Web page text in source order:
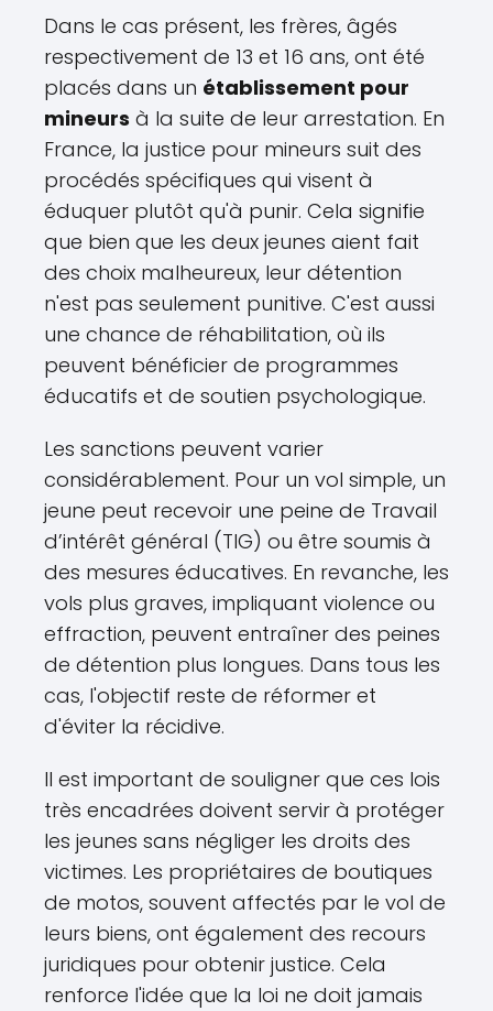
Dans le cas présent, les frères, âgés
respectivement de 13 et 16 ans, ont été
placés dans un établissement pour
mineurs à la suite de leur arrestation. En
France, la justice pour mineurs suit des
procédés spécifiques qui visent à
éduquer plutôt qu'à punir. Cela signifie
que bien que les deux jeunes aient fait
des choix malheureux, leur détention
n'est pas seulement punitive. C'est aussi
une chance de réhabilitation, où ils
peuvent bénéficier de programmes
éducatifs et de soutien psychologique.
Les sanctions peuvent varier
considérablement. Pour un vol simple, un
jeune peut recevoir une peine de Travail
d’intérêt général (TIG) ou être soumis à
des mesures éducatives. En revanche, les
vols plus graves, impliquant violence ou
effraction, peuvent entraîner des peines
de détention plus longues. Dans tous les
cas, l'objectif reste de réformer et
d'éviter la récidive.
Il est important de souligner que ces lois
très encadrées doivent servir à protéger
les jeunes sans négliger les droits des
victimes. Les propriétaires de boutiques
de motos, souvent affectés par le vol de
leurs biens, ont également des recours
juridiques pour obtenir justice. Cela
renforce l'idée que la loi ne doit jamais